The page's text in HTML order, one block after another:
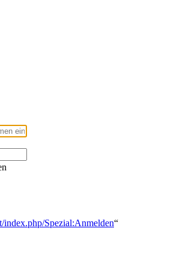
index.php/Spezial:Anmelden“